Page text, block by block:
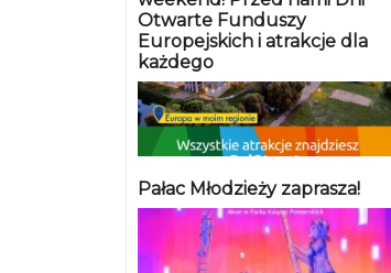
Otwarte Funduszy
Europejskich i atrakcje dla
każdego
Pałac Młodzieży zaprasza!